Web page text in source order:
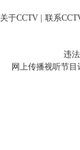
关于CCTV 联系
违
网上传播视听节目